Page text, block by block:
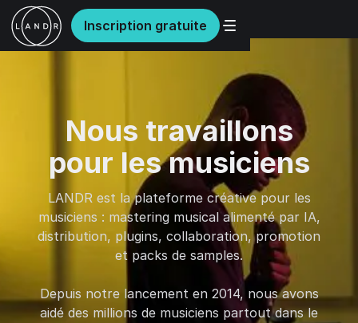
Inscription gratuite
Nous travaillons
pour les musiciens
LANDR est la plateforme créative pour les
musiciens : mastering musical alimenté par IA,
distribution, plugins, collaboration, promotion
et packs de samples.
Depuis notre lancement en 2014, nous avons
aidé des millions de musiciens partout dans le